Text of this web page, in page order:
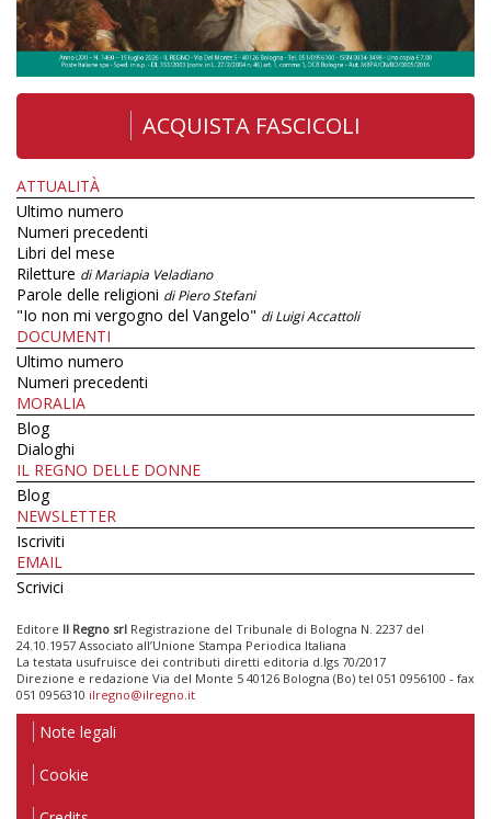
ACQUISTA FASCICOLI
ATTUALITÀ
Ultimo numero
Numeri precedenti
Libri del mese
Riletture di Mariapia Veladiano
Parole delle religioni di Piero Stefani
"Io non mi vergogno del Vangelo" di Luigi Accattoli
DOCUMENTI
Ultimo numero
Numeri precedenti
MORALIA
Blog
Dialoghi
IL REGNO DELLE DONNE
Blog
NEWSLETTER
Iscriviti
EMAIL
Scrivici
Editore Il Regno srl Registrazione del Tribunale di Bologna N. 2237 del
24.10.1957 Associato all’Unione Stampa Periodica Italiana
La testata usufruisce dei contributi diretti editoria d.lgs 70/2017
Direzione e redazione Via del Monte 5 40126 Bologna (Bo) tel 051 0956100 - fax
051 0956310 ilregno@ilregno.it
Note legali
Cookie